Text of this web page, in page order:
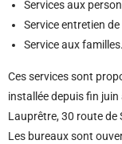
Services aux
Service entretien
Service aux familles.
Ces services sont
installée depuis fin
Lauprêtre, 30 route de
Les bureaux sont